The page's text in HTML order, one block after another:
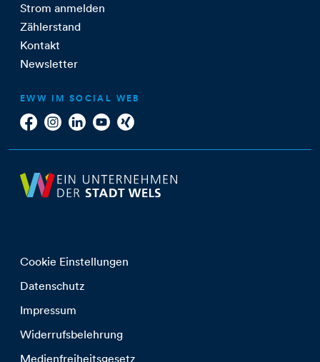
Strom anmelden
Zählerstand
Kontakt
Newsletter
EWW IM SOCIAL WEB
Cookie Einstellungen
Datenschutz
Impressum
Widerrufsbelehrung
Medienfreiheitsgesetz